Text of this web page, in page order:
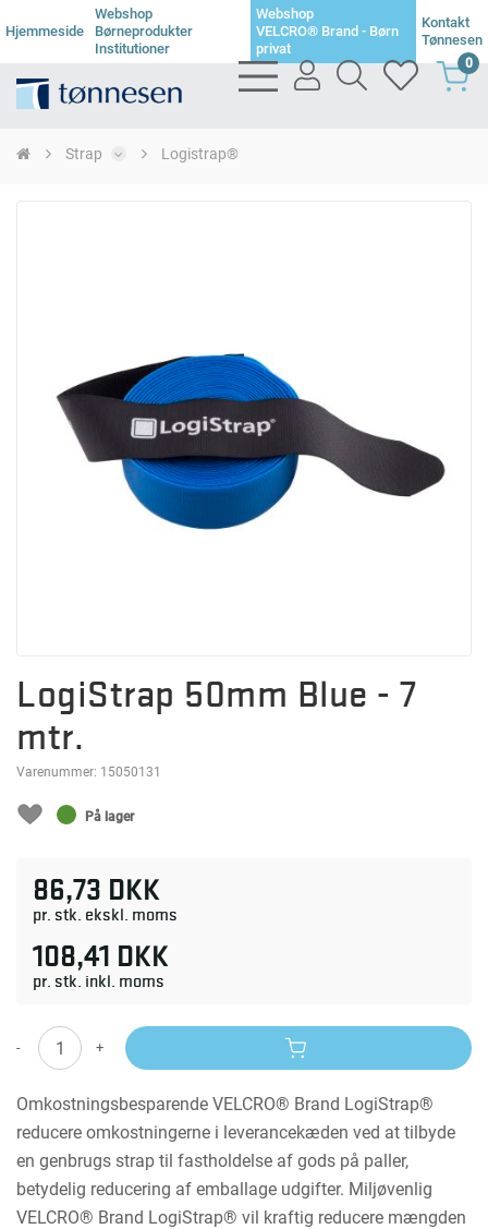
Hjemmeside
Webshop
Børneprodukter
Institutioner
Webshop
VELCRO® Brand - Børn
privat
Kontakt
Tønnesen
bars
light
user
searchheart 0
Strap Logistrap®
LogiStrap 50mm Blue - 7
mtr.
Varenummer: 15050131
På lager
86,73 DKK
pr. stk. ekskl. moms
108,41 DKK
pr. stk. inkl. moms
- +
Omkostningsbesparende VELCRO® Brand LogiStrap®
reducere omkostningerne i leverancekæden ved at tilbyde
en genbrugs strap til fastholdelse af gods på paller,
betydelig reducering af emballage udgifter. Miljøvenlig
VELCRO® Brand LogiStrap® vil kraftig reducere mængden